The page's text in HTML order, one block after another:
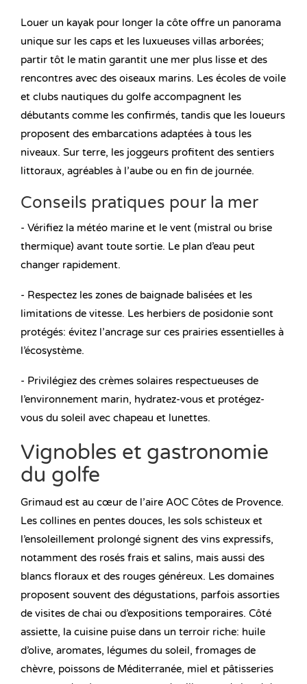
Louer un kayak pour longer la côte offre un panorama
unique sur les caps et les luxueuses villas arborées;
partir tôt le matin garantit une mer plus lisse et des
rencontres avec des oiseaux marins. Les écoles de voile
et clubs nautiques du golfe accompagnent les
débutants comme les confirmés, tandis que les loueurs
proposent des embarcations adaptées à tous les
niveaux. Sur terre, les joggeurs profitent des sentiers
littoraux, agréables à l’aube ou en fin de journée.
Conseils pratiques pour la mer
- Vérifiez la météo marine et le vent (mistral ou brise
thermique) avant toute sortie. Le plan d’eau peut
changer rapidement.
- Respectez les zones de baignade balisées et les
limitations de vitesse. Les herbiers de posidonie sont
protégés: évitez l’ancrage sur ces prairies essentielles à
l’écosystème.
- Privilégiez des crèmes solaires respectueuses de
l’environnement marin, hydratez-vous et protégez-
vous du soleil avec chapeau et lunettes.
Vignobles et gastronomie
du golfe
Grimaud est au cœur de l’aire AOC Côtes de Provence.
Les collines en pentes douces, les sols schisteux et
l’ensoleillement prolongé signent des vins expressifs,
notamment des rosés frais et salins, mais aussi des
blancs floraux et des rouges généreux. Les domaines
proposent souvent des dégustations, parfois assorties
de visites de chai ou d’expositions temporaires. Côté
assiette, la cuisine puise dans un terroir riche: huile
d’olive, aromates, légumes du soleil, fromages de
chèvre, poissons de Méditerranée, miel et pâtisseries